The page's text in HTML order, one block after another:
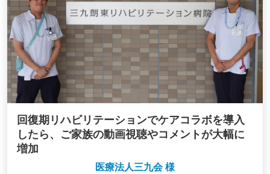
回復期リハビリテーションでケアコラボを導入
したら、ご家族の動画視聴やコメントが大幅に
増加
医療法人三九会 様